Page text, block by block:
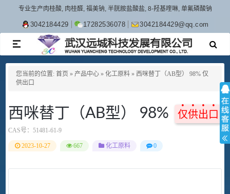
专业生产肉桂酸, 肉桂醛, 福美钠, 半胱胺盐酸盐, 8-羟基喹啉, 单氟磷酸钠
3042184429 17282536078 3042184429@qq.com
TOGGLE
NAVIGATION
您当前的位置: 首页 » 产品中心 » 化工原料 » 西咪替丁（AB型） 98% 仅
供出口
西咪替丁（AB型） 98% 仅供出口
CAS号： 51481-61-9
2023-10-27 667 化工原料 0